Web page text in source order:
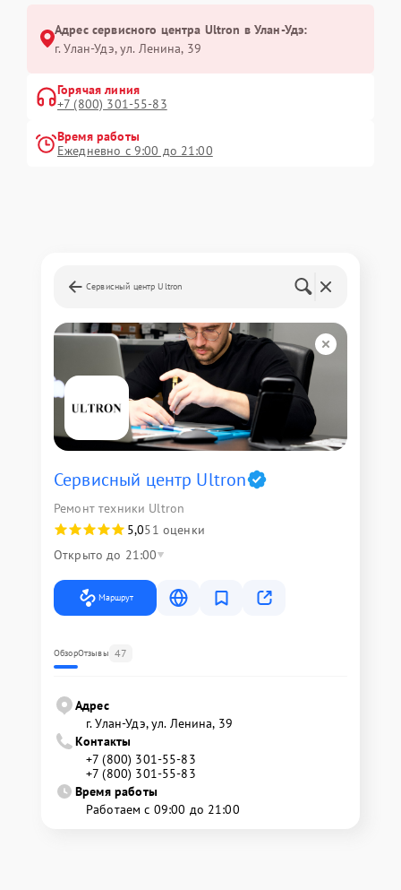
Адрес сервисного центра Ultron в Улан-Удэ:
г. Улан-Удэ, ул. Ленина, 39
Горячая линия
+7 (800) 301-55-83
Время работы
Ежедневно с 9:00 до 21:00
Сервисный центр Ultron
Сервисный центр Ultron
Ремонт техники Ultron
5,051 оценки
Открыто до 21:00
Маршрут
ОбзорОтзывы 47
Адрес
г. Улан-Удэ, ул. Ленина, 39
Контакты
+7 (800) 301-55-83
+7 (800) 301-55-83
Время работы
Работаем с 09:00 до 21:00